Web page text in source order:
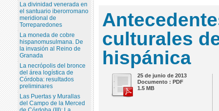
culturales
hispánica
25 de junio de 2013
Documento : PDF
1.5 MB
La divinidad venerada en
el santuario iberorromano
meridional de
Torreparedones
La moneda de cobre
hispanomusulmana. De
la invasión al Reino de
Granada
La necrópolis del bronce
del área logística de
Córdoba: resultados
preliminares
Las Puertas y Murallas
del Campo de la Merced